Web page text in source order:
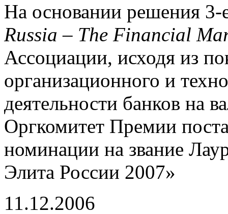
На основании решения
Russia – The Financial
Ассоциации, исходя из
организационного и
деятельности банков на
Оргкомитет Премии
номинации на звание
Элита России 2007»
11.12.2006